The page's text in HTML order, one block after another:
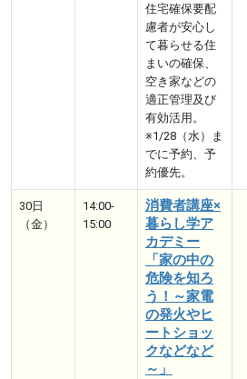
住宅確保要配
慮者が安心し
て暮らせる住
まいの確保、
空き家などの
適正管理及び
有効活用。
※1/28（水）ま
でに予約、予
約優先。
30日
（金）
14:00-
15:00
消費者講座×
暮らし学ア
カデミー
「家の中の
危険を知ろ
う！～家電
の発火やヒ
ートショッ
クなどなど
～」